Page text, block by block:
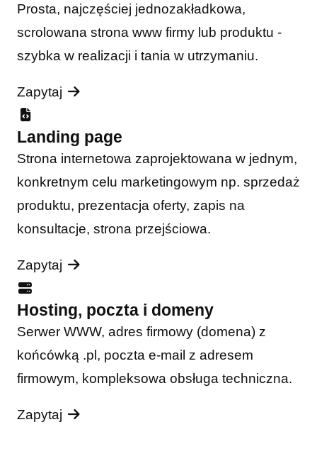
Prosta, najczęściej jednozakładkowa,
scrolowana strona www firmy lub produktu -
szybka w realizacji i tania w utrzymaniu.
Zapytaj
Landing page
Strona internetowa zaprojektowana w jednym,
konkretnym celu marketingowym np. sprzedaż
produktu, prezentacja oferty, zapis na
konsultacje, strona przejściowa.
Zapytaj
Hosting, poczta i domeny
Serwer WWW, adres firmowy (domena) z
końcówką .pl, poczta e-mail z adresem
firmowym, kompleksowa obsługa techniczna.
Zapytaj